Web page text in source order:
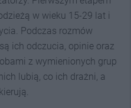
w wieku 15-29 lat i
Podczas rozmów
ich odczucia, opinie oraz
z wymienionych grup
lubią, co ich drażni, a